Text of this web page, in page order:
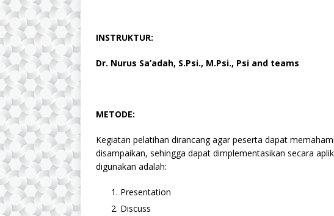
INSTRUKTUR:
Dr. Nurus Sa’adah, S.Psi., M.Psi., Psi and teams
METODE:
Kegiatan pelatihan dirancang agar peserta dapat
disampaikan, sehingga dapat dimplementasikan secara
digunakan adalah:
Presentation
Discuss